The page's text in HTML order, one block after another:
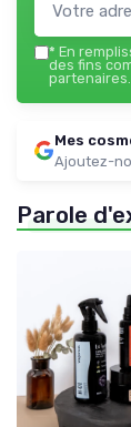
* En
des fins
partenaires.
Mes
Ajoutez-
Parole